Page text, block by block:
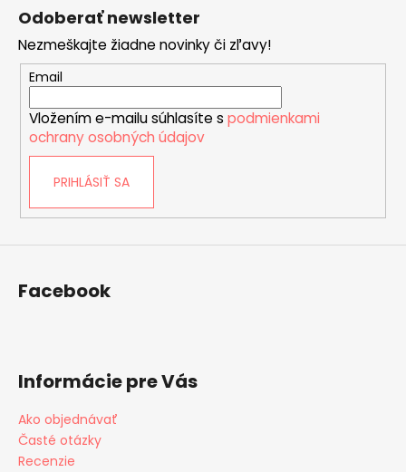
y
v
ý
p
i
Odoberať newsletter
Nezmeškajte žiadne novinky či zľavy!
Email
Vložením e-mailu súhlasíte s podmienkami
ochrany osobných údajov
PRIHLÁSIŤ SA
Facebook
Informácie pre Vás
Ako objednávať
Časté otázky
Recenzie